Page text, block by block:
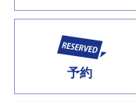
予約